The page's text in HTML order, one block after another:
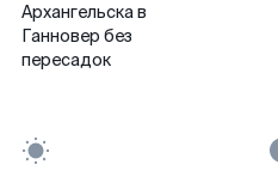
Архангельска в
Ганновер без
пересадок